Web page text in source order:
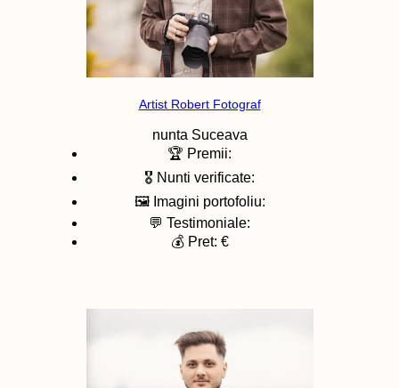
Artist Robert Fotograf
nunta Suceava
🏆 Premii:
🎖️ Nunti verificate:
🖼️ Imagini portofoliu:
💬 Testimoniale:
💰 Pret: €